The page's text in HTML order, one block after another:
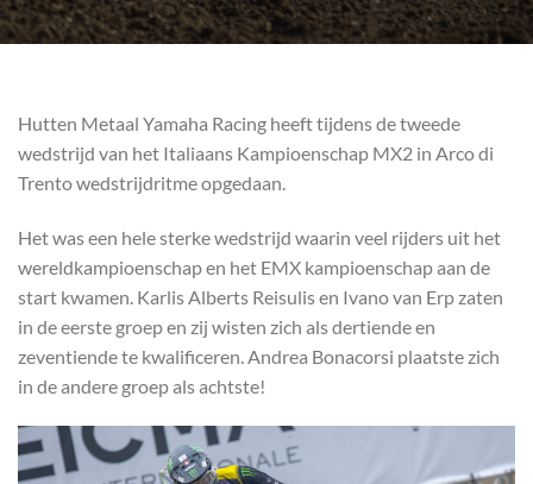
Hutten Metaal Yamaha Racing heeft tijdens de tweede
wedstrijd van het Italiaans Kampioenschap MX2 in Arco di
Trento wedstrijdritme opgedaan.
Het was een hele sterke wedstrijd waarin veel rijders uit het
wereldkampioenschap en het EMX kampioenschap aan de
start kwamen. Karlis Alberts Reisulis en Ivano van Erp zaten
in de eerste groep en zij wisten zich als dertiende en
zeventiende te kwalificeren. Andrea Bonacorsi plaatste zich
in de andere groep als achtste!